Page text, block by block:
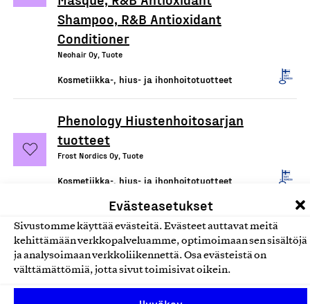
Evästeasetukset
Sivustomme käyttää evästeitä. Evästeet auttavat meitä
kehittämään verkkopalveluamme, optimoimaan sen sisältöjä
ja analysoimaan verkkoliikennettä. Osa evästeistä on
välttämättömiä, jotta sivut toimisivat oikein.
Shampoo, R&B Antioxidant
Conditioner
Neohair Oy, Tuote
Kosmetiikka-, hius- ja ihonhoitotuotteet
Phenology Hiustenhoitosarjan
tuotteet
Frost Nordics Oy, Tuote
Kosmetiikka-, hius- ja ihonhoitotuotteet
Balance Shampoo Bar,
palashampoo
Nordic Farma, Tuote